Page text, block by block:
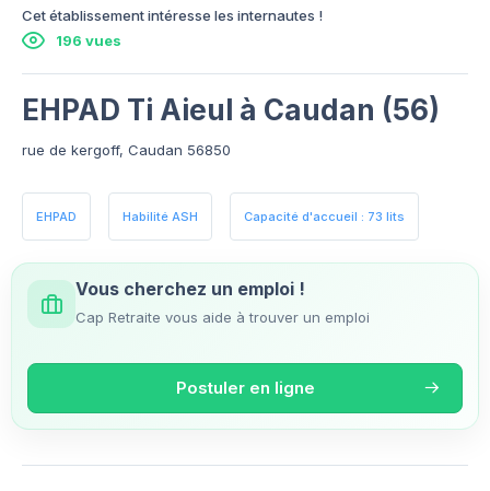
Cet établissement intéresse les internautes !
196 vues
EHPAD Ti Aieul à Caudan (56)
rue de kergoff, Caudan 56850
EHPAD Habilité ASH Capacité d'accueil : 73 lits
Vous cherchez un emploi !
Cap Retraite vous aide à trouver un emploi
Postuler en ligne